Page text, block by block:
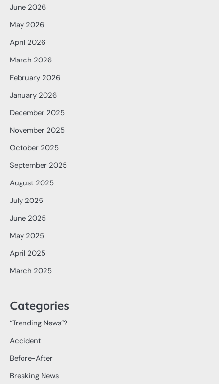
June 2026
May 2026
April 2026
March 2026
February 2026
January 2026
December 2025
November 2025
October 2025
September 2025
August 2025
July 2025
June 2025
May 2025
April 2025
March 2025
Categories
“Trending News”?
Accident
Before-After
Breaking News